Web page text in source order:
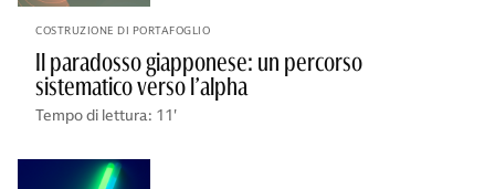
COSTRUZIONE DI PORTAFOGLIO
Il paradosso giapponese: un percorso
sistematico verso l’alpha
Tempo di lettura: 11'